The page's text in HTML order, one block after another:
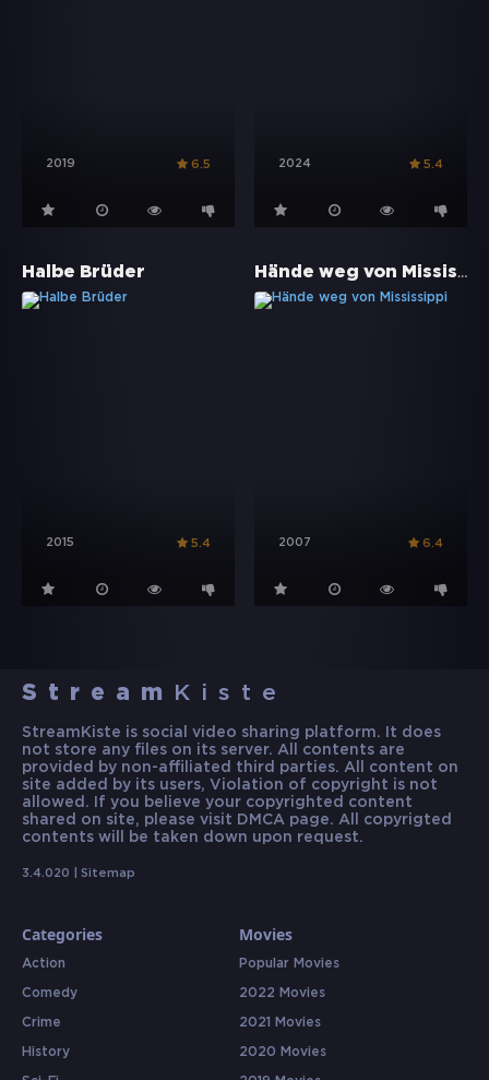
2019 6.5 2024 5.4
Halbe Brüder
2015 5.4
Hände weg von Mississippi
2007 6.4
Stream Kiste
StreamKiste is social video sharing platform. It does
not store any files on its server. All contents are
provided by non-affiliated third parties. All content on
site added by its users, Violation of copyright is not
allowed. If you believe your copyrighted content
shared on site, please visit DMCA page. All copyrigted
contents will be taken down upon request.
3.4.020 | Sitemap
Categories
Action
Comedy
Crime
History
Movies
Popular Movies
2022 Movies
2021 Movies
2020 Movies